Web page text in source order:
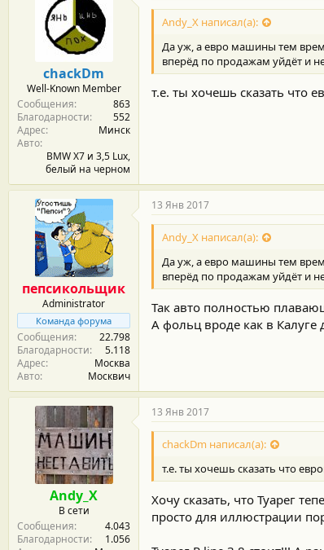
chackDm
Well-Known Member
Сообщения
863
Благодарности
552
Адрес
Минск
Авто
BMW X7 и 3,5 Lux,
белый на черном
Andy_X написал(а):
Да уж, а евро машины тем
вперёд по продажам уйдёт и
т.е. ты хочешь сказать что
пепсикольщик
Administrator
Команда форума
Сообщения
22.798
Благодарности
5.118
Адрес
Москва
Авто
Москвич
13 Янв 2017
Andy_X написал(а):
Да уж, а евро машины тем
вперёд по продажам уйдёт и
Так авто полностью
А фольц вроде как в
Andy_X
В сети
Сообщения
4.043
Благодарности
1.056
13 Янв 2017
chackDm написал(а):
т.е. ты хочешь сказать что
Хочу сказать, что Туарег
просто для иллюстрации